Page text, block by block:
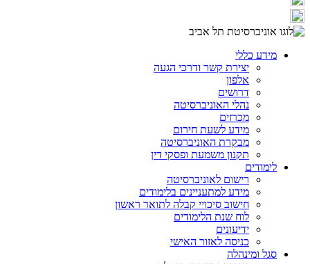
מידע כללי
יצירת קשר ודרכי הגעה
אלפון
דרושים
נהלי האוניברסיטה
מכרזים
מידע לשעת חירום
מבקרת האוניברסיטה
תקנון משמעת ופסקי דין
לימודים
רישום לאוניברסיטה
מידע למתעניינים בלימודים
חישוב סיכויי קבלה לתואר ראשון
לוח שנת הלימודים
ידיעונים
כניסה לאזור האישי
סגל ומינהלה